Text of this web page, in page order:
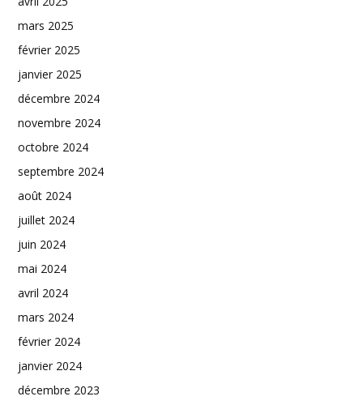
mars 2025
février 2025
janvier 2025
décembre 2024
novembre 2024
octobre 2024
septembre 2024
août 2024
juillet 2024
juin 2024
mai 2024
avril 2024
mars 2024
février 2024
janvier 2024
décembre 2023